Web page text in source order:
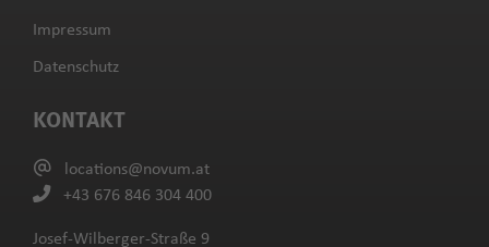
KONTAKT
locations@novum.at
+43 676 846 304 400
Josef-Wilberger-Straße 9
Impressum
Datenschutz